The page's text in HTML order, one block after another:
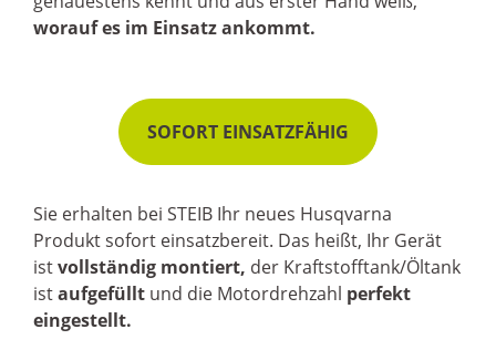
worauf es im Einsatz ankommt.
SOFORT EINSATZFÄHIG
Sie erhalten bei STEIB Ihr neues Husqvarna
Produkt sofort einsatzbereit. Das heißt, Ihr Gerät
istvollständig montiert, der Kraftstofftank/Öltank
istaufgefüllt und die Motordrehzahl perfekt
eingestellt.